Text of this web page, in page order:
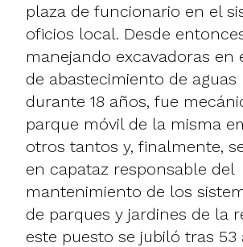
plaza de funcionario en el
oficios local. Desde
manejando excavadoras en
de abastecimiento de aguas
durante 18 años, fue
parque móvil de la misma
otros tantos y, finalmente,
en capataz responsable del
mantenimiento de los
de parques y jardines de la
este puesto se jubiló tras 53